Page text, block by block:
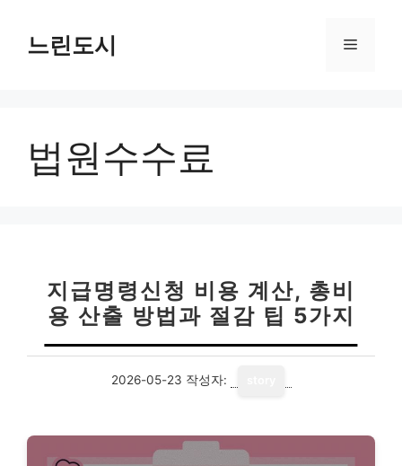
느린도시 메
법원수수료
지급명령신청 비용 계산, 총비
용 산출 방법과 절감 팁 5가지
2026-05-23 작성자: